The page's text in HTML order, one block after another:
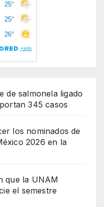
de salmonela ligado
345 casos
los nominados de
2026 en la
que la UNAM
el semestre